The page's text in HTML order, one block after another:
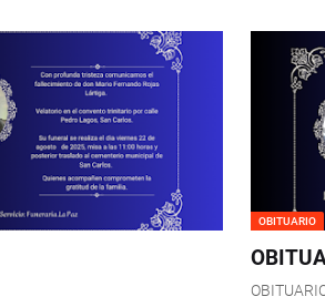
OBITUARIO